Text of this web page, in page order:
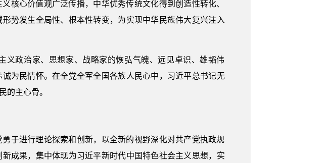
核心价值观广泛传播，中华优秀传统文化得到创造性转化、
势发生全局性、根本性转变，为实现中华民族伟大复兴注入
政治家、思想家、战略家的恢弘气魄、远见卓识、雄韬伟
为民情怀。在全党全军全国各族人民心中，习近平总书记无
的主心骨。
于进行理论探索和创新，以全新的视野深化对共产党执政规
成果，集中体现为习近平新时代中国特色社会主义思想，实